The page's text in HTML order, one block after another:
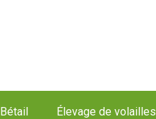
Bétail Élevage de volailles